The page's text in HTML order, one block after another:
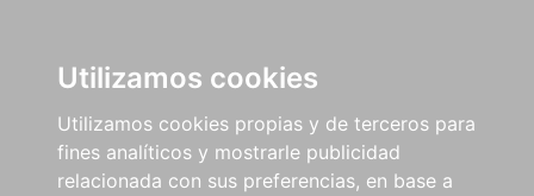
Utilizamos cookies
Utilizamos cookies propias y de terceros para
fines analíticos y mostrarle publicidad
relacionada con sus preferencias, en base a